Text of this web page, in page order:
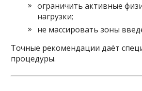
ограничить активные
нагрузки;
не массировать зоны
Точные рекомендации даёт
процедуры.